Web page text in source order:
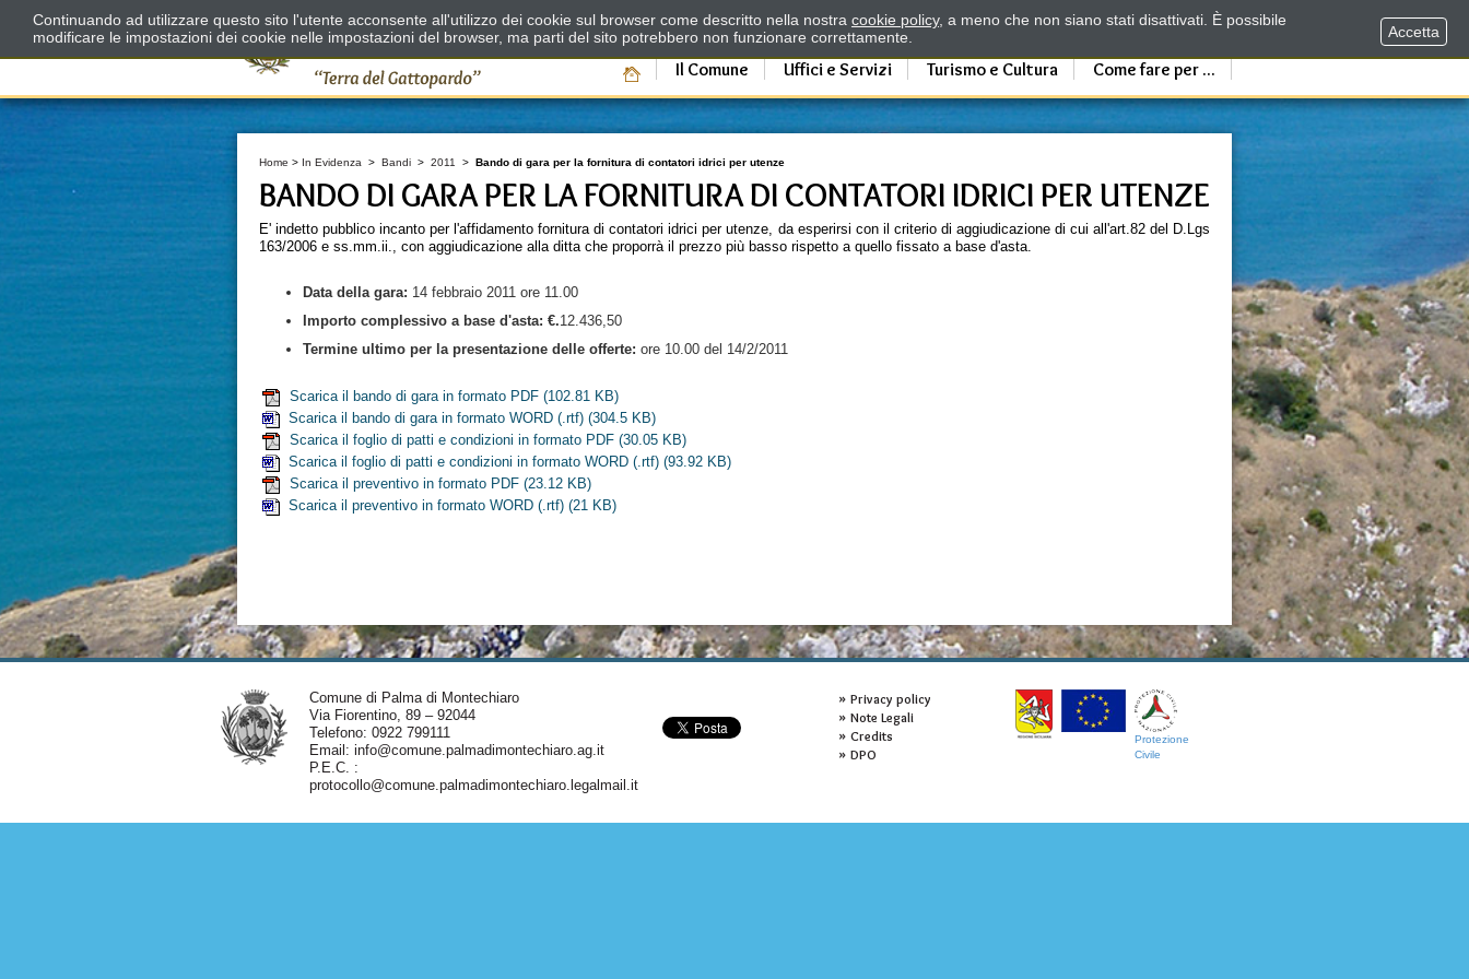
Il Comune Uffici e Servizi Turismo e Cultura Come fare per ...
Home > In Evidenza > Bandi > 2011 > Bando di gara per la fornitura di contatori idrici per utenze
BANDO DI GARA PER LA FORNITURA DI CONTATORI IDRICI PER UTENZE
E' indetto pubblico incanto per l'affidamento fornitura di contatori idrici per utenze, da esperirsi con il criterio di aggiudicazione di cui all'art.82 del D.Lgs
163/2006 e ss.mm.ii., con aggiudicazione alla ditta che proporrà il prezzo più basso rispetto a quello fissato a base d'asta.
Data della gara: 14 febbraio 2011 ore 11.00
Importo complessivo a base d'asta: €.12.436,50
Termine ultimo per la presentazione delle offerte: ore 10.00 del 14/2/2011
Scarica il bando di gara in formato PDF (102.81 KB)
Scarica il bando di gara in formato WORD (.rtf) (304.5 KB)
Scarica il foglio di patti e condizioni in formato PDF (30.05 KB)
Scarica il foglio di patti e condizioni in formato WORD (.rtf) (93.92 KB)
Scarica il preventivo in formato PDF (23.12 KB)
Scarica il preventivo in formato WORD (.rtf) (21 KB)
Comune di Palma di Montechiaro
Via Fiorentino, 89 – 92044
Telefono: 0922 799111
Email: info@comune.palmadimontechiaro.ag.it
P.E.C. :
protocollo@comune.palmadimontechiaro.legalmail.it
Privacy policy
Note Legali
Credits
DPO
Protezione
Civile
Continuando ad utilizzare questo sito l'utente acconsente all'utilizzo dei cookie sul browser come descritto nella nostra cookie policy, a meno che non siano stati disattivati. È possibile
modificare le impostazioni dei cookie nelle impostazioni del browser, ma parti del sito potrebbero non funzionare correttamente.
Accetta